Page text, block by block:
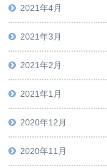
2021年4月
2021年3月
2021年2月
2021年1月
2020年12月
2020年11月